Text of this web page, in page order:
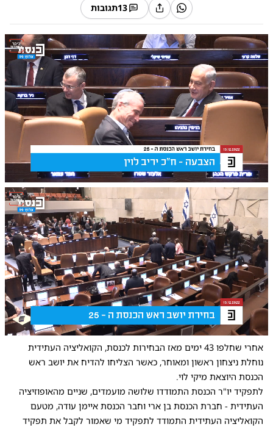
13תגובות
0:56
0:00 / 0:54
אחרי שחלפו 43 ימים מאז הבחירות לכנסת, הקואליציה העתידית
נוחלת ניצחון ראשון ומאוחר, כאשר הצליחו להדיח את יושב ראש
הכנסת היוצאת מיקי לוי.
לתפקיד יו"ר הכנסת התמודדו שלושה מועמדים, שניים מהאופוזיציה
העתידית - חברת הכנסת בן ארי וחבר הכנסת איימן עודה, מטעם
הקואליציה העתידית התמודד לתפקיד מי שאמור לקבל את תפקיד